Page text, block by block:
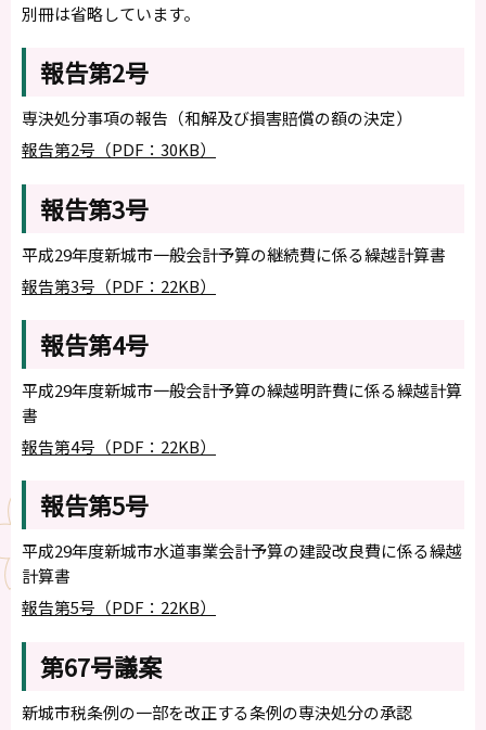
別冊は省略しています。
報告第2号
専決処分事項の報告（和解及び損害賠償の額の決定）
報告第2号（PDF：30KB）
報告第3号
平成29年度新城市一般会計予算の継続費に係る繰越計算書
報告第3号（PDF：22KB）
報告第4号
平成29年度新城市一般会計予算の繰越明許費に係る繰越計算
書
報告第4号（PDF：22KB）
報告第5号
平成29年度新城市水道事業会計予算の建設改良費に係る繰越
計算書
報告第5号（PDF：22KB）
第67号議案
新城市税条例の一部を改正する条例の専決処分の承認